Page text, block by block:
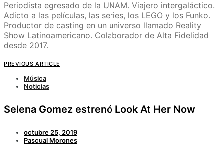
Periodista egresado de la UNAM. Viajero intergaláctico.
Adicto a las películas, las series, los LEGO y los Funko.
Productor de casting en un universo llamado Reality
Show Latinoamericano. Colaborador de Alta Fidelidad
desde 2017.
PREVIOUS ARTICLE
Música
Noticias
Selena Gomez estrenó Look At Her Now
octubre 25, 2019
Pascual Morones